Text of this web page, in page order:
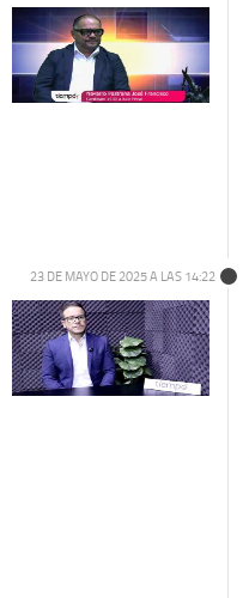
23 DE MAYO DE 2025 A LAS 14:22